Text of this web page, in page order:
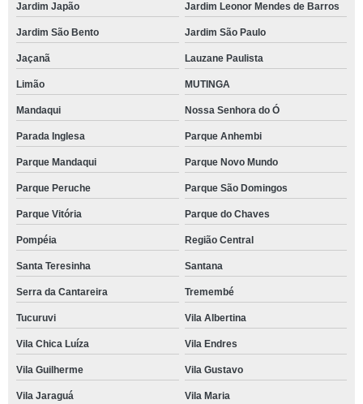
Jardim Japão Jardim Leonor Mendes de Barros
Jardim São Bento Jardim São Paulo
Jaçanã Lauzane Paulista
Limão MUTINGA
Mandaqui Nossa Senhora do Ó
Parada Inglesa Parque Anhembi
Parque Mandaqui Parque Novo Mundo
Parque Peruche Parque São Domingos
Parque Vitória Parque do Chaves
Pompéia Região Central
Santa Teresinha Santana
Serra da Cantareira Tremembé
Tucuruvi Vila Albertina
Vila Chica Luíza Vila Endres
Vila Guilherme Vila Gustavo
Vila Jaraguá Vila Maria